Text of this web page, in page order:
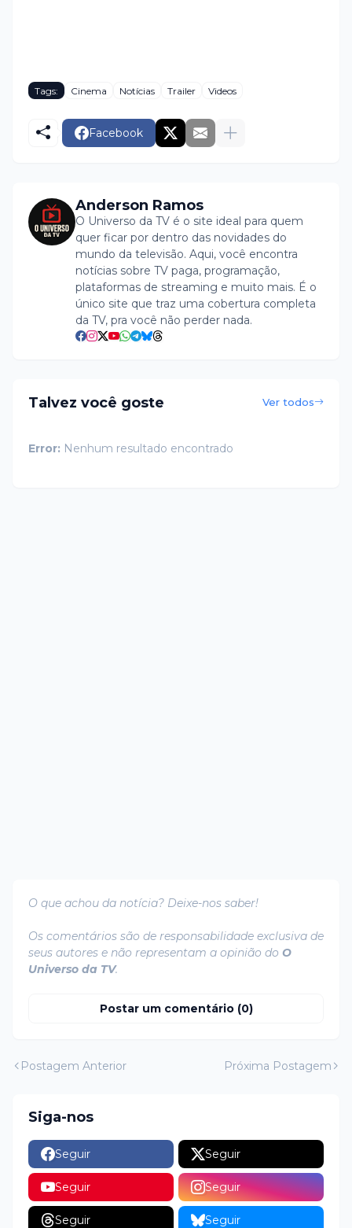
Tags: Cinema Notícias Trailer Videos
Facebook
Anderson Ramos
O Universo da TV é o site ideal para quem
quer ficar por dentro das novidades do
mundo da televisão. Aqui, você encontra
notícias sobre TV paga, programação,
plataformas de streaming e muito mais. É o
único site que traz uma cobertura completa
da TV, pra você não perder nada.
Talvez você goste Ver todos
Error: Nenhum resultado encontrado
O que achou da notícia? Deixe-nos saber!
Os comentários são de responsabilidade exclusiva de
seus autores e não representam a opinião do O
Universo da TV.
Postar um comentário (0)
Postagem Anterior Próxima Postagem
Siga-nos
Seguir Seguir
Seguir Seguir
Seguir Seguir